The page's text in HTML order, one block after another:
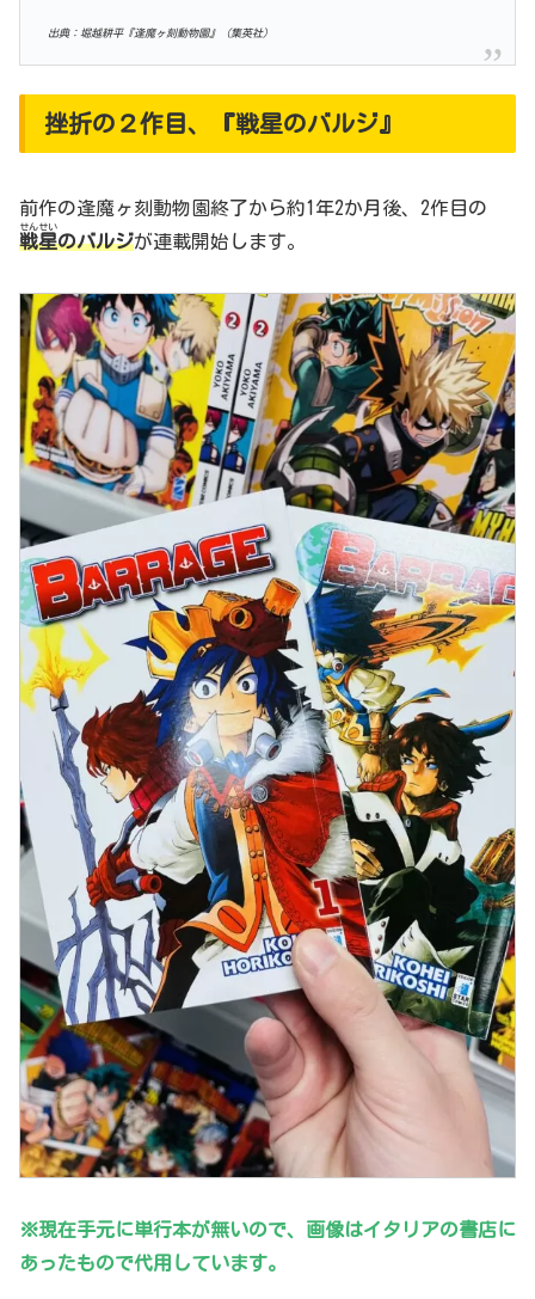
出典：堀越耕平『逢魔ヶ刻動物園』（集英社）
挫折の２作目、『戦星のバルジ』
前作の逢魔ヶ刻動物園終了から約1年2か月後、2作目の
戦星
せんせい
のバルジが連載開始します。
※現在手元に単行本が無いので、画像はイタリアの書店に
あったもので代用しています。